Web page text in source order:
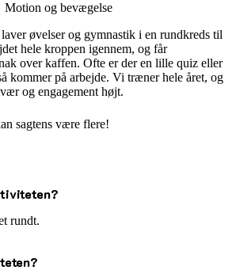
Motion og bevægelse
øvelser og gymnastik i en rundkreds til
hele kroppen igennem, og får
over kaffen. Ofte er der en lille quiz eller
kommer på arbejde. Vi træner hele året, og
og engagement højt.
sagtens være flere!
rundt.